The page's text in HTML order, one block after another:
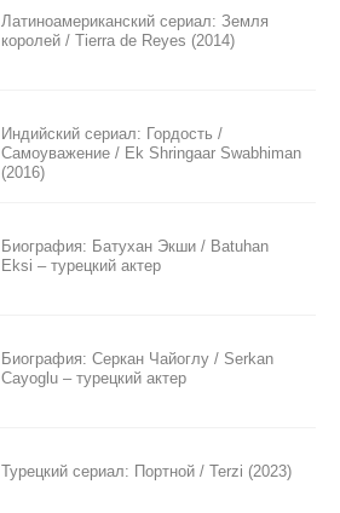
Латиноамериканский сериал: Земля
королей / Tierra de Reyes (2014)
Индийский сериал: Гордость /
Самоуважение / Ek Shringaar Swabhiman
(2016)
Биография: Батухан Экши / Batuhan
Eksi – турецкий актер
Биография: Серкан Чайоглу / Serkan
Cayoglu – турецкий актер
Турецкий сериал: Портной / Terzi (2023)